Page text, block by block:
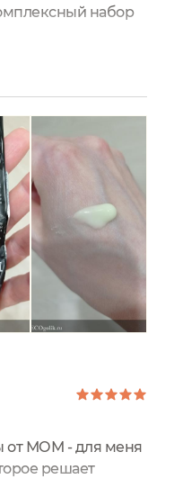
набор
и покорила моё
применения
не уделяю
шампунем и
прочитав
от МОМ - для меня
решает